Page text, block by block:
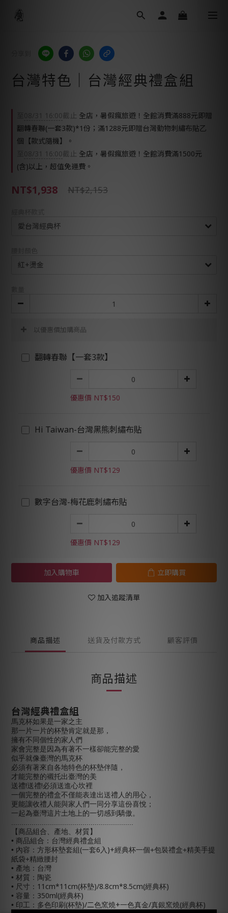
台灣特色｜台灣經典禮盒組
08/31 16:00截止 全店，暑假瘋旅遊！全館消費滿888元即贈
翻轉春聯(一套3款)*1份；滿1288元即贈台灣動物刺繡布貼乙
個【款式隨機】。
08/31 16:00截止 全店，暑假瘋旅遊！全館消費滿1500元
(含)以上，超值免運費。
NT$1,938 NT$2,153
以優惠價加購商品
翻轉春聯【一套3款】
優惠價 NT$150
Hi Taiwan-台灣黑熊刺繡布貼
優惠價 NT$129
數字台灣-梅花鹿刺繡布貼
優惠價 NT$129
加入購物車 立即購買
加入追蹤清單
商品描述 送貨及付款方式 顧客評價
商品描述
台灣經典禮盒組
馬克杯如果是一家之主
那一片一片的杯墊肯定就是那，
擁有不同個性的家人們
家會完整是因為有著不一樣卻能完整的愛
似乎就像臺灣的馬克杯
必須有著來自各地特色的杯墊伴隨，
才能完整的襯托出臺灣的美
送禮!送禮!必須送進心坎裡
一個完整的禮盒不僅能表達出送禮人的用心，
更能讓收禮人能與家人們一同分享這份喜悅；
一起為臺灣這片土地上的一切感到驕傲。
【商品組合、產地、材質】
• 商品組合：台灣經典禮盒組
• 內容 ：方形杯墊套組(一套6 入 )+經典杯一個+包裝禮盒+精美手提
紙袋+精緻腰封
• 產地：台灣
• 材質：陶瓷
• 尺寸： 11cm*11cm(杯墊)/8.8cm*8.5cm(經典杯)
• 容量： 350ml(經典杯)
• 印工：多色印刷 (杯墊)/二色窯燒+一色真金/真銀窯燒(經典杯)